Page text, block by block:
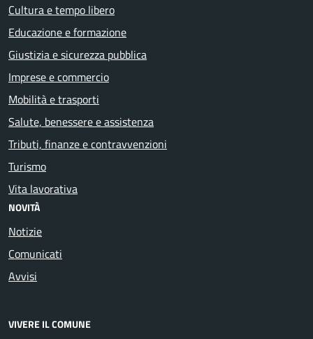
Cultura e tempo libero
Educazione e formazione
Giustizia e sicurezza pubblica
Imprese e commercio
Mobilità e trasporti
Salute, benessere e assistenza
Tributi, finanze e contravvenzioni
Turismo
Vita lavorativa
NOVITÀ
Notizie
Comunicati
Avvisi
VIVERE IL COMUNE